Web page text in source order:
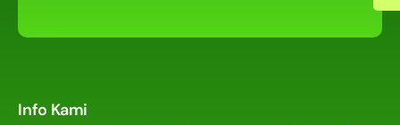
Info Kami